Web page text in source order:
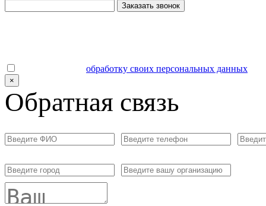
Заказать звонок
обработку своих персональных данных
×
Обратная связь